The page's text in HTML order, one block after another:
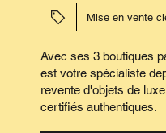
Mise en vente
Avec ses 3 boutiques
est votre spécialiste
revente d'objets de
certifiés authentiques.